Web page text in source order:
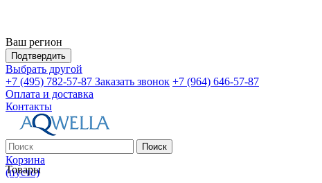
Ваш регион
Подтвердить
Выбрать другой
+7 (495) 782-57-87 Заказать звонок +7 (964) 646-57-87
Оплата и доставка
Контакты
Поиск
Корзина
(пусто)
Товары